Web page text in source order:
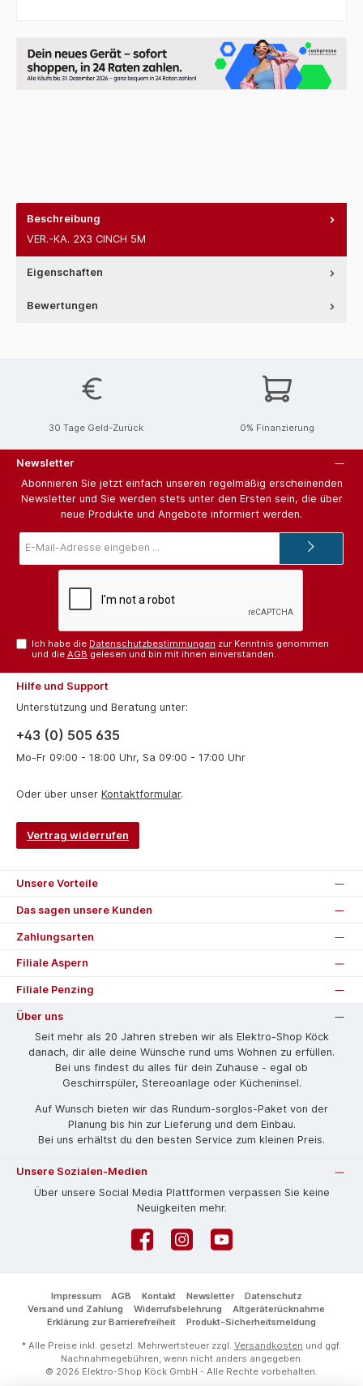
Beschreibung
VER.-KA. 2X3 CINCH 5M
Eigenschaften
Bewertungen
30 Tage Geld-Zurück 0% Finanzierung
Newsletter
Abonnieren Sie jetzt einfach unseren regelmäßig erscheinenden
Newsletter und Sie werden stets unter den Ersten sein, die über
neue Produkte und Angebote informiert werden.
Mail-
Ich habe die Datenschutzbestimmungen zur Kenntnis genommen
und dieAGB gelesen und bin mit ihnen einverstanden.
Hilfe und Support
Unterstützung und Beratung unter:
+43 (0) 505 635
Mo-Fr 09:00 - 18:00 Uhr, Sa 09:00 - 17:00 Uhr
Oder über unser Kontaktformular.
Vertrag widerrufen
Unsere Vorteile
Das sagen unsere Kunden
Zahlungsarten
Filiale Aspern
Filiale Penzing
Über uns
Seit mehr als 20 Jahren streben wir als Elektro-Shop Köck
danach, dir alle deine Wünsche rund ums Wohnen zu erfüllen.
Bei uns findest du alles für dein Zuhause - egal ob
Geschirrspüler, Stereoanlage oder Kücheninsel.
Auf Wunsch bieten wir das Rund­um-sorg­los-Pa­ket von der
Planung bis hin zur Lieferung und dem Einbau.
Bei uns erhältst du den besten Service zum kleinen Preis.
Unsere Sozialen-Medien
Über unsere Social Media Plattformen verpassen Sie keine
Neuigkeiten mehr.
FacebookInstagramYouTube
Impressum AGB Kontakt Newsletter
Datenschutz
Versand und Zahlung
Widerrufsbelehrung
Altgeräterücknahme
Erklärung zur Barrierefreiheit
Produkt-Sicherheitsmeldung
* Alle Preise inkl. gesetzl. Mehrwertsteuer zzgl. Versandkosten und ggf.
Nachnahmegebühren, wenn nicht anders angegeben.
© 2026 Elektro-Shop Köck GmbH - Alle Rechte vorbehalten.